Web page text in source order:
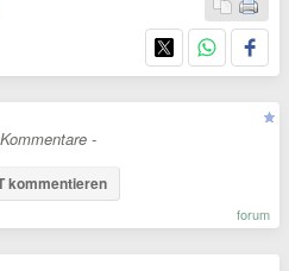
-
kommentieren
forum